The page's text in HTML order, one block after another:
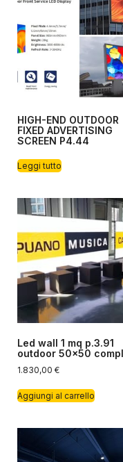
HIGH-END OUTDOOR
FIXED ADVERTISING
SCREEN P4.44
Leggi tutto
Led wall 1 mq p.3.91
outdoor 50×50
1.830,00 €
Aggiungi al carrello